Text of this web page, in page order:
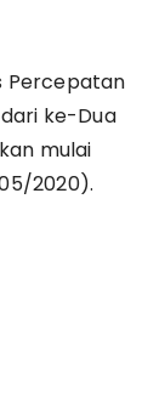
Percepatan
ke-Dua
mulai
2020).